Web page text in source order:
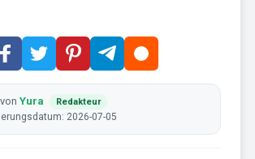
Yura Redakteur
2026-07-05